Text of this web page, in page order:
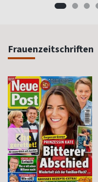
Frauenzeitschriften